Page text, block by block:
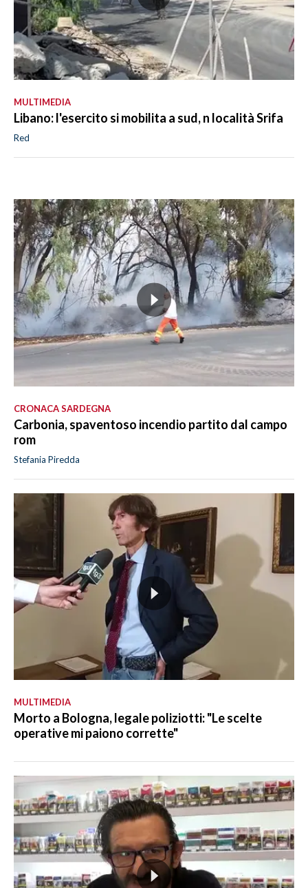
MULTIMEDIA
Libano: l'esercito si mobilita a sud, n località Srifa
Red
CRONACA SARDEGNA
Carbonia, spaventoso incendio partito dal campo
rom
Stefania Piredda
MULTIMEDIA
Morto a Bologna, legale poliziotti: "Le scelte
operative mi paiono corrette"